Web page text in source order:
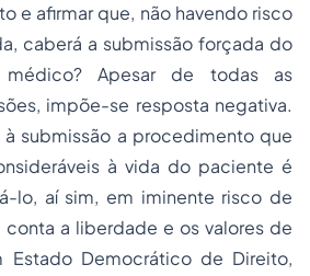
e afirmar que, não havendo risco
caberá a submissão forçada do
Apesar de todas as
impõe-se resposta negativa.
à submissão a procedimento que
à vida do paciente é
lo, aí sim, em iminente risco de
a liberdade e os valores de
Estado Democrático de Direito,